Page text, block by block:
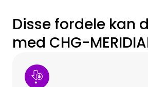
Disse fordele kan
med CHG-